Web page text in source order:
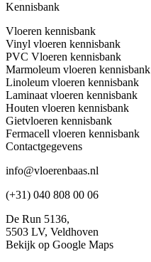
Kennisbank
Vloeren kennisbank
Vinyl vloeren kennisbank
PVC Vloeren kennisbank
Marmoleum vloeren kennisbank
Linoleum vloeren kennisbank
Laminaat vloeren kennisbank
Houten vloeren kennisbank
Gietvloeren kennisbank
Fermacell vloeren kennisbank
Contactgegevens
info@vloerenbaas.nl
(+31) 040 808 00 06
De Run 5136,
5503 LV, Veldhoven
Bekijk op Google Maps